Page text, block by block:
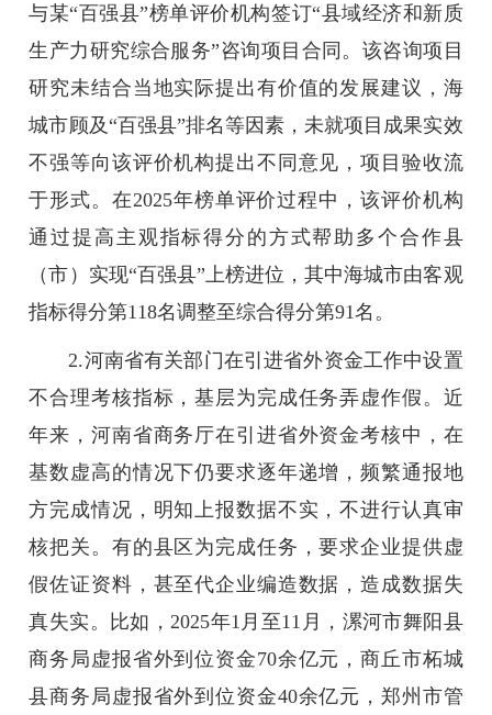
与某“百强县”榜单评价机构签订“县域经济和新质
生产力研究综合服务”咨询项目合同。该咨询项目
研究未结合当地实际提出有价值的发展建议，海
城市顾及“百强县”排名等因素，未就项目成果实效
不强等向该评价机构提出不同意见，项目验收流
于形式。在2025年榜单评价过程中，该评价机构
通过提高主观指标得分的方式帮助多个合作县
（市）实现“百强县”上榜进位，其中海城市由客观
指标得分第118名调整至综合得分第91名。
2.河南省有关部门在引进省外资金工作中设置
不合理考核指标，基层为完成任务弄虚作假。近
年来，河南省商务厅在引进省外资金考核中，在
基数虚高的情况下仍要求逐年递增，频繁通报地
方完成情况，明知上报数据不实，不进行认真审
核把关。有的县区为完成任务，要求企业提供虚
假佐证资料，甚至代企业编造数据，造成数据失
真失实。比如，2025年1月至11月，漯河市舞阳县
商务局虚报省外到位资金70余亿元，商丘市柘城
县商务局虚报省外到位资金40余亿元，郑州市管